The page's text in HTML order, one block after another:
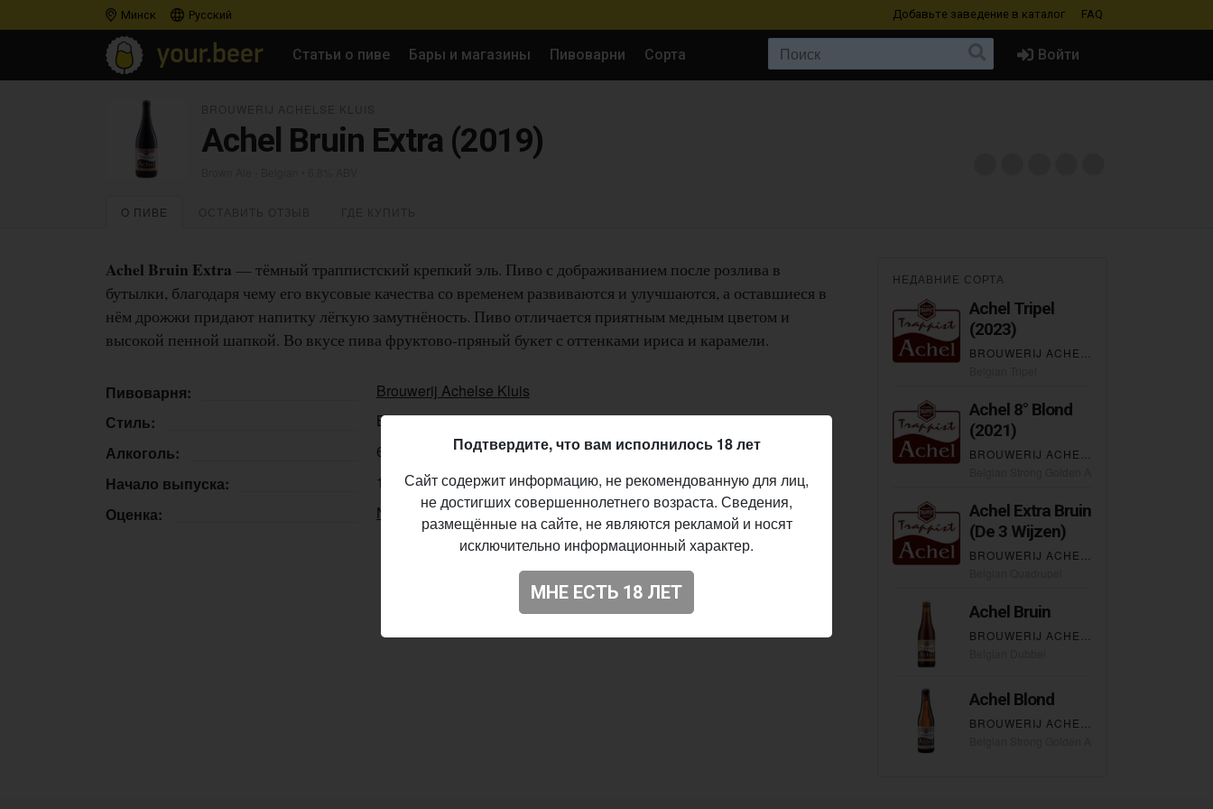
Минск Русский Добавьте заведение в каталог FAQ
Статьи о пиве Бары и магазины Пивоварни Сорта Войти
Achel Bruin Extra (2019)
О ПИВЕ
Achel Bruin Extra — тёмный траппистский крепкий эль. Пиво с дображиванием после розлива в
бутылки, благодаря чему его вкусовые качества со временем развиваются и улучшаются, а оставшиеся в
нём дрожжи придают напитку лёгкую замутнёность. Пиво отличается приятным медным цветом и
высокой пенной шапкой. Во вкусе пива фруктово-пряный букет с оттенками ириса и карамели.
Пивоварня:
Brouwerij Achelse Kluis
Стиль:
Brown Ale - Belgian
Алкоголь:
6,8%
Начало выпуска:
16.07.2019
Оценка:
N/A
НЕДАВНИЕ СОРТА
Achel Tripel
(2023)
Achel 8° Blond
(2021)
Achel Extra Bruin
(De 3 Wijzen)
Achel Bruin
Achel Blond
Подтвердите, что вам исполнилось 18 лет
Сайт содержит информацию, не рекомендованную для лиц,
не достигших совершеннолетнего возраста. Сведения,
размещённые на сайте, не являются рекламой и носят
исключительно информационный характер.
МНЕ ЕСТЬ 18 ЛЕТ